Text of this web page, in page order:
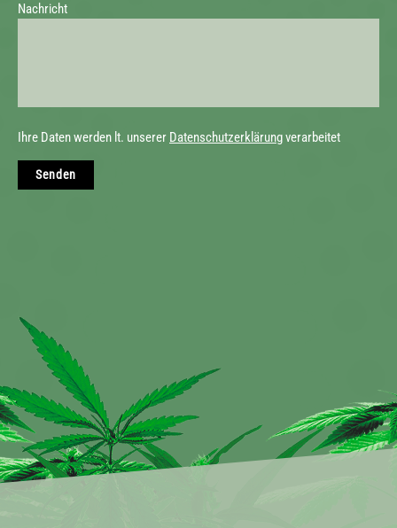
Nachricht
Ihre Daten werden lt. unserer Datenschutzerklärungverarbeitet